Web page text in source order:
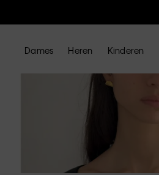
Dames Heren Kinderen